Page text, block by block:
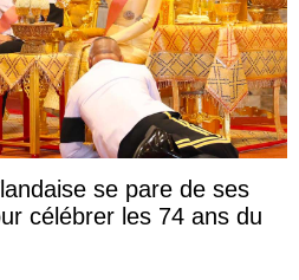
se pare de ses
célébrer les 74 ans du